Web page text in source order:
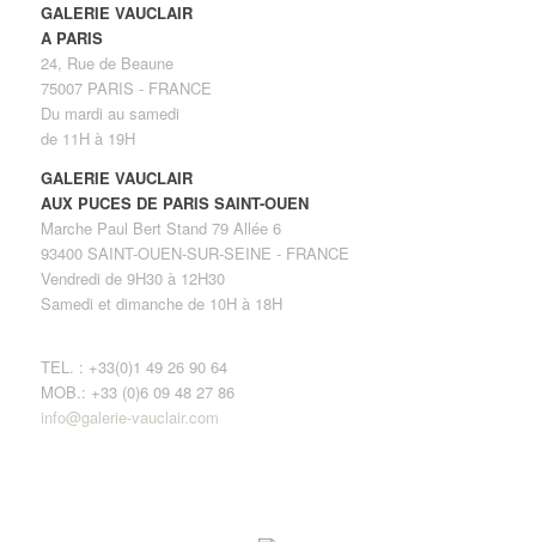
GALERIE VAUCLAIR
A PARIS
24, Rue de Beaune
75007 PARIS - FRANCE
Du mardi au samedi
de 11H à 19H
GALERIE VAUCLAIR
AUX PUCES DE PARIS SAINT-OUEN
Marche Paul Bert Stand 79 Allée 6
93400 SAINT-OUEN-SUR-SEINE - FRANCE
Vendredi de 9H30 à 12H30
Samedi et dimanche de 10H à 18H
TEL. : +33(0)1 49 26 90 64
MOB.: +33 (0)6 09 48 27 86
info@galerie-vauclair.com